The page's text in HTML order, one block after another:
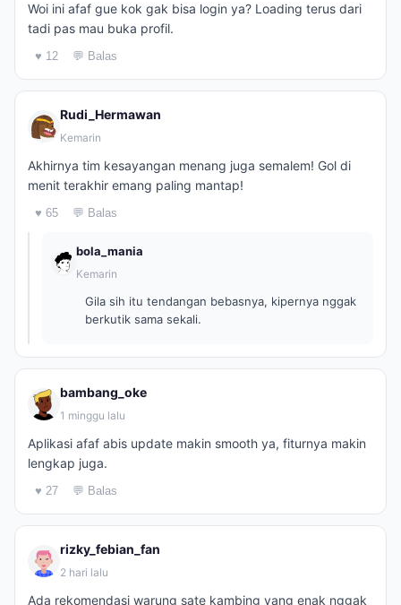
Woi ini afaf gue kok gak bisa login ya? Loading terus dari
tadi pas mau buka profil.
♥ 12 💬 Balas
Rudi_Hermawan
Kemarin
Akhirnya tim kesayangan menang juga semalem! Gol di
menit terakhir emang paling mantap!
♥ 65 💬 Balas
bola_mania
Kemarin
Gila sih itu tendangan bebasnya, kipernya nggak
berkutik sama sekali.
bambang_oke
1 minggu lalu
Aplikasi afaf abis update makin smooth ya, fiturnya makin
lengkap juga.
♥ 27 💬 Balas
rizky_febian_fan
2 hari lalu
Ada rekomendasi warung sate kambing yang enak nggak